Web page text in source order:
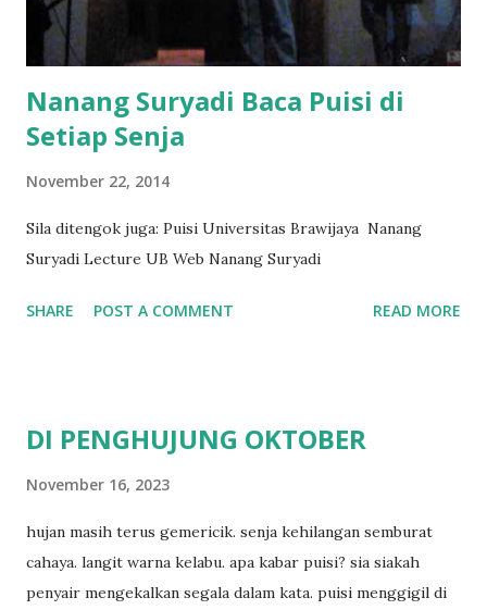
Nanang Suryadi Baca Puisi di
Setiap Senja
November 22, 2014
Sila ditengok juga: Puisi Universitas Brawijaya Nanang
Suryadi Lecture UB Web Nanang Suryadi
SHARE POST A COMMENT READ MORE
DI PENGHUJUNG OKTOBER
November 16, 2023
hujan masih terus gemericik. senja kehilangan semburat
cahaya. langit warna kelabu. apa kabar puisi? sia siakah
penyair mengekalkan segala dalam kata. puisi menggigil di